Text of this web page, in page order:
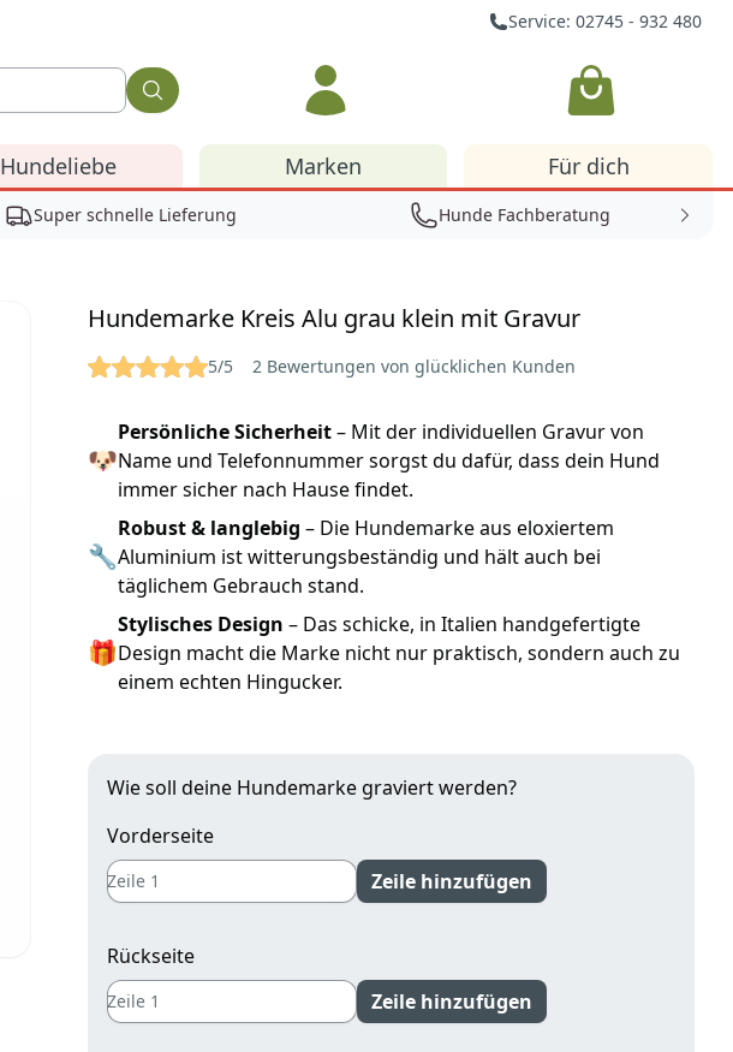
Service: 02745 - 932 480
Warenkorb
Hundeliebe Marken Für dich
Super schnelle Lieferung Hunde Fachberatung
Hundemarke Kreis Alu grau klein mit Gravur
Reviews 5/5 2 Bewertungen von glücklichen Kunden
🐶
Persönliche Sicherheit– Mit der individuellen Gravur von
Name und Telefonnummer sorgst du dafür, dass dein Hund
immer sicher nach Hause findet.
🔧
Robust & langlebig – Die Hundemarke aus eloxiertem
Aluminium ist witterungsbeständig und hält auch bei
täglichem Gebrauch stand.
🎁
Stylisches Design – Das schicke, in Italien handgefertigte
Design macht die Marke nicht nur praktisch, sondern auch zu
einem echten Hingucker.
Wie soll deine Hundemarke graviert werden?
Vorderseite
Zeile hinzufügen
Rückseite
Zeile hinzufügen